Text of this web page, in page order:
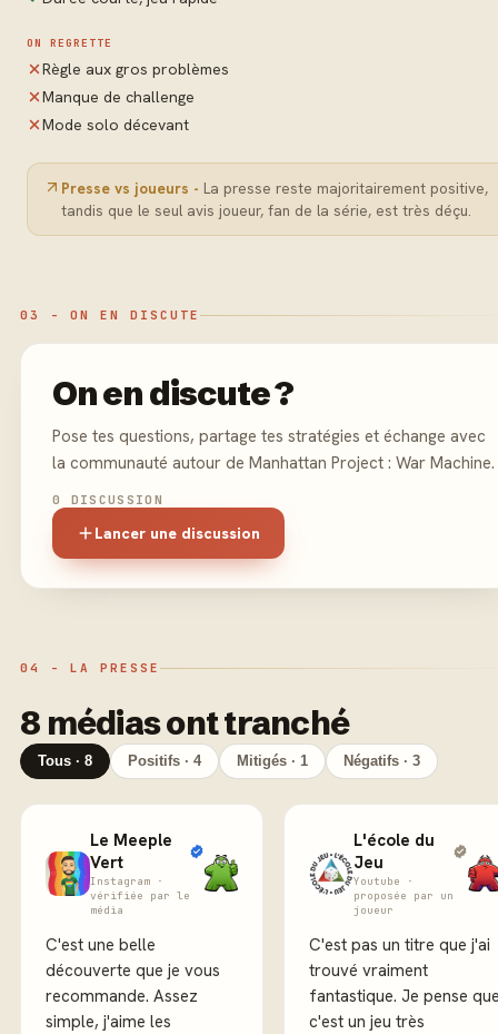
ON REGRETTE
Règle aux gros problèmes
Manque de challenge
Mode solo décevant
Presse vs joueurs - La presse reste majoritairement positive,
tandis que le seul avis joueur, fan de la série, est très déçu.
03 - ON EN DISCUTE
On en discute ?
Pose tes questions, partage tes stratégies et échange avec
la communauté autour de Manhattan Project : War Machine.
0 DISCUSSION
Lancer une discussion
04 - LA PRESSE
8 médias ont tranché
Tous · 8 Positifs · 4 Mitigés · 1 Négatifs · 3
Le Meeple
Vert
Instagram ·
vérifiée par le
média
C'est une belle
découverte que je vous
recommande. Assez
simple, j'aime les
L'école du
Jeu
Youtube ·
proposée par un
joueur
C'est pas un titre que j'ai
trouvé vraiment
fantastique. Je pense
c'est un jeu très